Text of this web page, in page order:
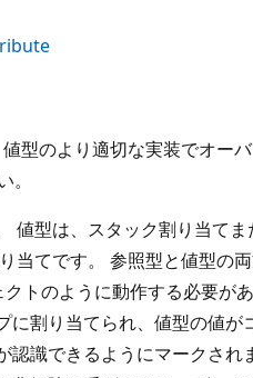
型のより適切な実装でオー
値型は、スタック割り当て
当てです。 参照型と値型の
トのように動作する必要が
割り当てられ、値型の値が
識できるようにマークされ